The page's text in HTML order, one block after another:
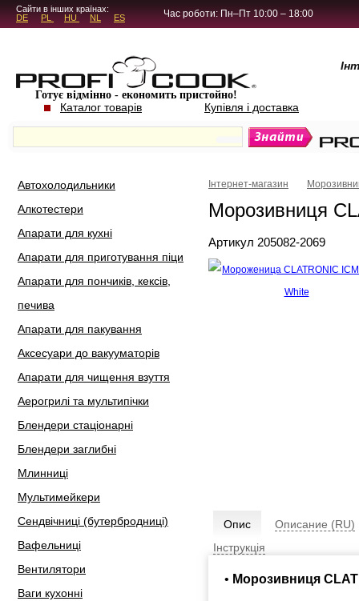
5.4.45Сайти в інших країнах:
DE
PL HU NL ES Час роботи: Пн–Пт 10:00 – 18:00
Готує відмінно - економить пристойно!
Каталог товарів Купівля і доставка
Автохолодильники
Алкотестери
Апарати для кухні
Апарати для приготування піци
Апарати для пончиків, кексів,
печива
Апарати для пакування
Аксесуари до вакууматорів
Апарати для чищення взуття
Аерогрилі та мультипічки
Блендери стаціонарні
Блендери заглибні
Млинниці
Мультимейкери
Сендвічниці (бутербродниці)
Вафельниці
Вентилятори
Ваги кухонні
Інтернет-магазин
Морозивниця
Артикул 205082-2069
Опис
Описание (RU)
Інструкція
• Морозивниця